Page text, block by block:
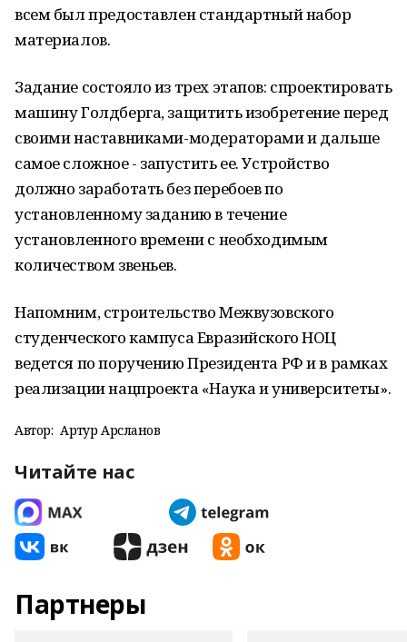
всем был предоставлен стандартный набор
материалов.
Задание состояло из трех этапов: спроектировать
машину Голдберга, защитить изобретение перед
своими наставниками-модераторами и дальше
самое сложное - запустить ее. Устройство
должно заработать без перебоев по
установленному заданию в течение
установленного времени с необходимым
количеством звеньев.
Напомним, строительство Межвузовского
студенческого кампуса Евразийского НОЦ
ведется по поручению Президента РФ и в рамках
реализации нацпроекта «Наука и университеты».
Автор: Артур Арсланов
Читайте нас
Партнеры